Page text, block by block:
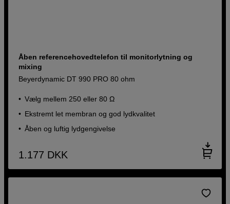
Åben referencehovedtelefon til monitorlytning og
mixing
Beyerdynamic DT 990 PRO 80 ohm
Vælg mellem 250 eller 80 Ω
Ekstremt let membran og god lydkvalitet
Åben og luftig lydgengivelse
1.177 DKK